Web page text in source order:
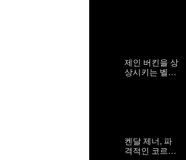
제인 버킨을 상
상시키는 벨라
켄달 제너, 파
격적인 코르셋